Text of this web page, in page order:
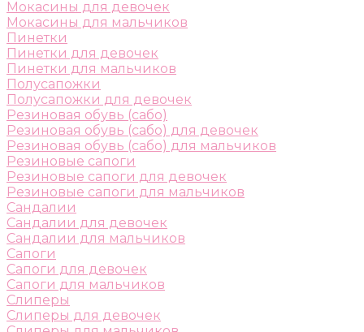
Мокасины для девочек
Мокасины для мальчиков
Пинетки
Пинетки для девочек
Пинетки для мальчиков
Полусапожки
Полусапожки для девочек
Резиновая обувь (сабо)
Резиновая обувь (сабо) для девочек
Резиновая обувь (сабо) для мальчиков
Резиновые сапоги
Резиновые сапоги для девочек
Резиновые сапоги для мальчиков
Сандалии
Сандалии для девочек
Сандалии для мальчиков
Сапоги
Сапоги для девочек
Сапоги для мальчиков
Слиперы
Слиперы для девочек